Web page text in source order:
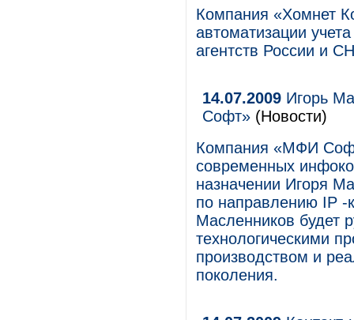
Компания «Хомнет
автоматизации
агентств России и
14.07.2009 Игорь
Софт» (Новости)
Компания «МФИ
современных
назначении Игоря
по направлению IP -
Масленников будет
технологическими
производством и
поколения.